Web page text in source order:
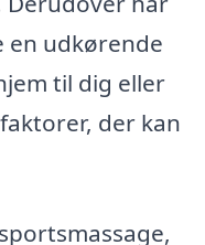
en udkørende
til dig eller
der kan